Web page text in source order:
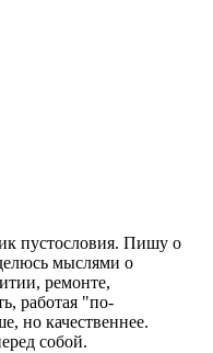
пустословия. Пишу о
мыслями о
ремонте,
работая "по-
но качественнее.
собой.